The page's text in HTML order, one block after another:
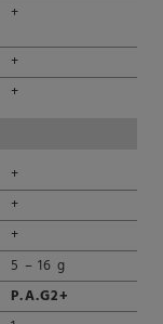
+
+
+
+
+
+
5 – 16 g
P.A.G2+